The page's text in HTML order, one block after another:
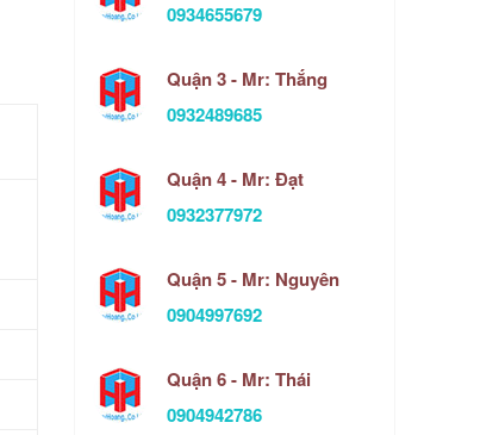
0934655679
Quận 3 - Mr: Thắng
0932489685
Quận 4 - Mr: Đạt
0932377972
Quận 5 - Mr: Nguyên
0904997692
Quận 6 - Mr: Thái
0904942786